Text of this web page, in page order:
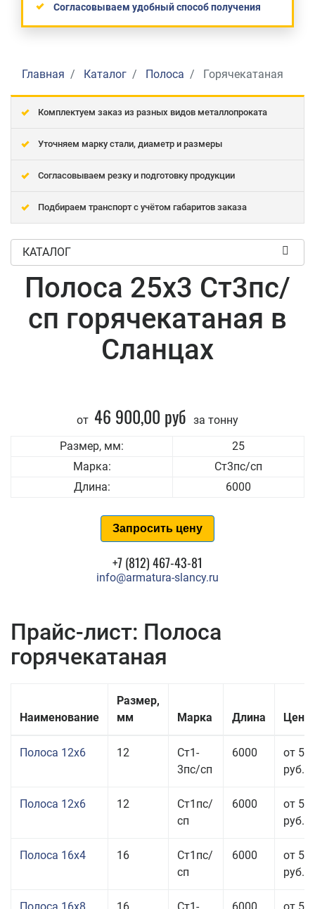
Согласовываем удобный способ получения
Главная Каталог Полоса Горячекатаная
Комплектуем заказ из разных видов металлопроката
Уточняем марку стали, диаметр и размеры
Согласовываем резку и подготовку продукции
Подбираем транспорт с учётом габаритов заказа
КАТАЛОГ
Полоса 25x3 Ст3пс/
сп горячекатаная в
Сланцах
от 46 900,00 руб за тонну
Размер, мм:
25
Марка:
Ст3пс/сп
Длина:
6000
Запросить цену
+7 (812) 467-43-81
info@armatura-slancy.ru
Прайс-лист: Полоса
горячекатаная
Наименование
Размер,
мм
Марка Длина Цена
Полоса 12x6 12
Ст1-
3пс/сп
6000
от 53
руб.
Полоса 12x6 12
Ст1пс/
сп
6000
от 53
руб.
Полоса 16x4 16
Ст1пс/
сп
6000
от 53
руб.